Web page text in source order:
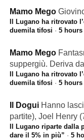
Mamo Mego
Il Lugano ha ritrovato
duemila tifosi · 5 hours
Mamo Mego
suppergiù. Deriva
Il Lugano ha ritrovato
duemila tifosi · 5 hours
Il Dogui Hanno
partite), Joel Henry
Il Lugano riparte dalla
dare il 5% in più” · 5